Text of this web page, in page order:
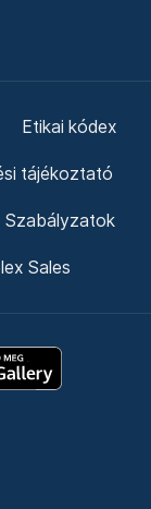
Etikai kódex
tájékoztató
Szabályzatok
Sales